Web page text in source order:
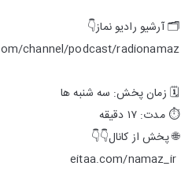
🗂 آرشیو رادیو نماز👇
channel/podcast/radionamaz
🗓 زمان پخش: سه شنبه ها
⏱ مدت: ۱۷ دقیقه
🌐 پخش از کانال👇👇
eitaa.com/namaz_ir